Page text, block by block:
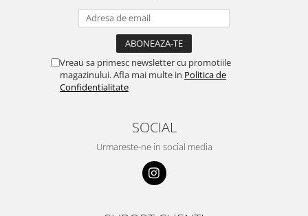
Vreau sa primesc newsletter cu promotiile
magazinului. Afla mai multe in Politica de
Confidentialitate
SOCIAL
Urmareste-ne in social media